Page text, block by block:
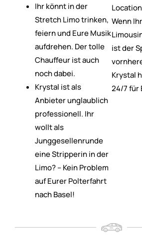
Ihr könnt in der
Stretch Limo trinken,
feiern und Eure Musik
aufdrehen. Der tolle
Chauffeur ist auch
noch dabei.
Krystal ist als
Anbieter unglaublich
professionell. Ihr
wollt als
Junggesellenrunde
eine Stripperin in der
Limo? – Kein Problem
auf Eurer Polterfahrt
nach Basel!
Wenn
ist der
Krystal
24/7 für